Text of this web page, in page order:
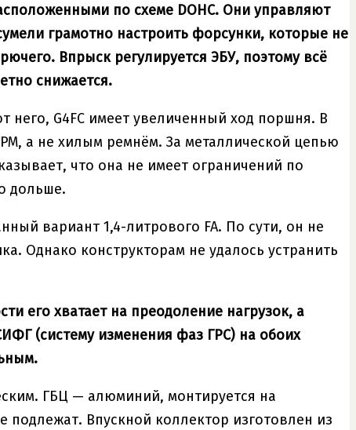
по схеме DOHC. Они управляют
грамотно настроить форсунки, которые не
Впрыск регулируется ЭБУ, поэтому всё
снижается.
него, G4FC имеет увеличенный ход поршня. В
а не хилым ремнём. За металлической цепью
что она не имеет ограничений по
дольше.
вариант 1,4-литрового FA. По сути, он не
Однако конструкторам не удалось устранить
его хватает на преодоление нагрузок, а
(систему изменения фаз ГРС) на обоих
ГБЦ — алюминий, монтируется на
Впускной коллектор изготовлен из